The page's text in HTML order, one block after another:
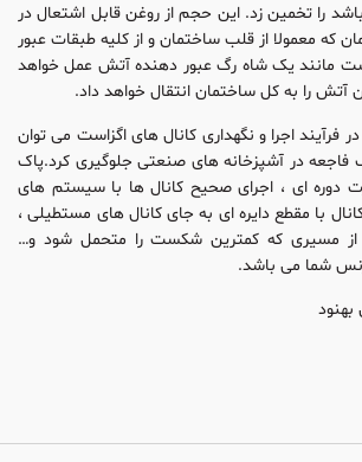
را تخمین زد. این حجم از روغن قابل اشتعال در
که معمولا از قلب ساختمان و از کلیه طبقات عبور
مانند یک شاه رگ عبور دهنده آتش عمل خواهد
آتش را به کل ساختمان انتقال خواهد داد.
فرآیند اجرا و نگهداری کانال های اگزاست می توان
فاجعه در آشپزخانه های صنعتی جلوگیری کرد.پاک
دوره ای ، اجرای صحیح کانال ها با سیستم های
با مقطع دایره ای به جای کانال های مستطیلی ،
از مسیری که کمترین شکست را متحمل شود و…
شما می باشد.
بهنود